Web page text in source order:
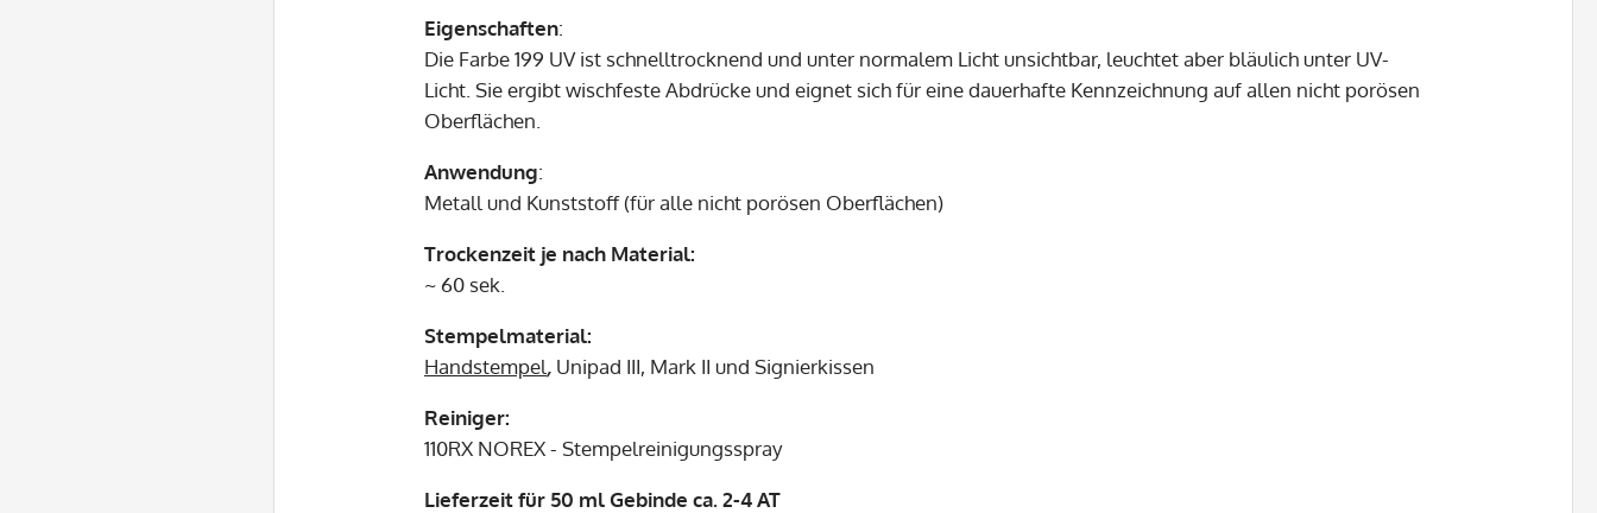
Eigenschaften:
Die Farbe 199 UV ist schnelltrocknend und unter normalem Licht unsichtbar, leuchtet aber bläulich unter UV-
Licht. Sie ergibt wischfeste Abdrücke und eignet sich für eine dauerhafte Kennzeichnung auf allen nicht porösen
Oberflächen.
Anwendung:
Metall und Kunststoff (für alle nicht porösen Oberflächen)
Trockenzeit je nach Material:
~ 60 sek.
Stempelmaterial:
Handstempel, Unipad III, Mark II und Signierkissen
Reiniger:
110RX NOREX - Stempelreinigungsspray
Lieferzeit für 50 ml Gebinde ca. 2-4 AT